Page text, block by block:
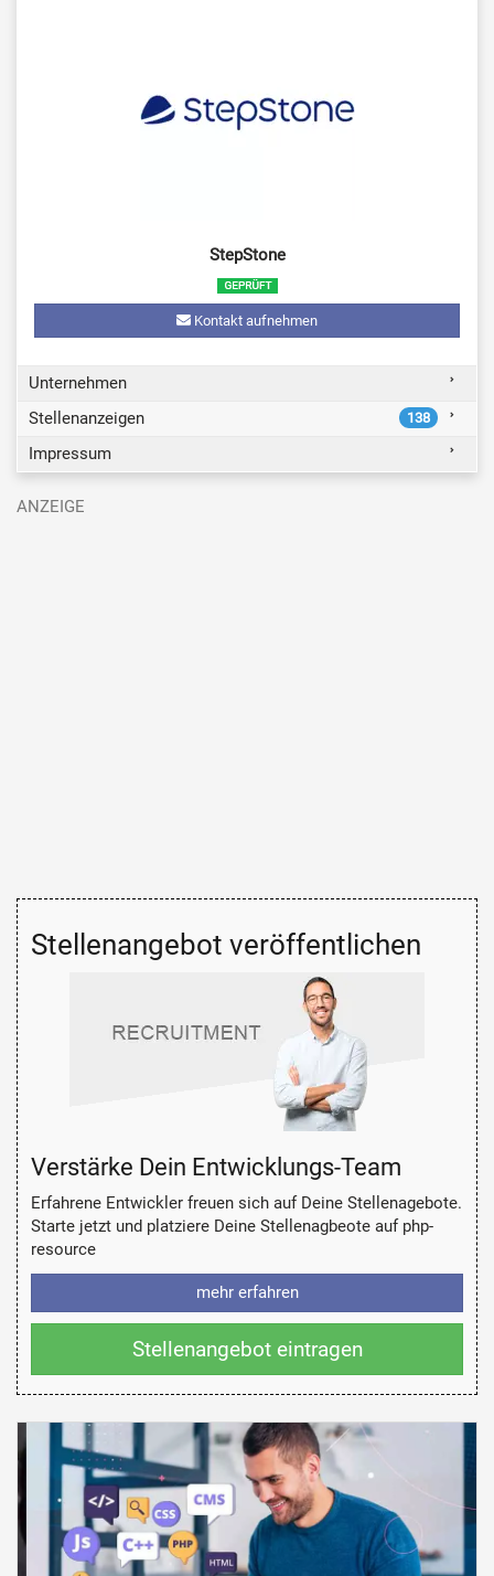
StepStone
Kontakt aufnehmen
Unternehmen
Stellenanzeigen
138
Impressum
Stellenangebot veröffentlichen
Verstärke Dein Entwicklungs-Team
Erfahrene Entwickler freuen sich auf Deine Stellenagebote.
Starte jetzt und platziere Deine Stellenagbeote auf php-
resource
mehr erfahren
Stellenangebot eintragen